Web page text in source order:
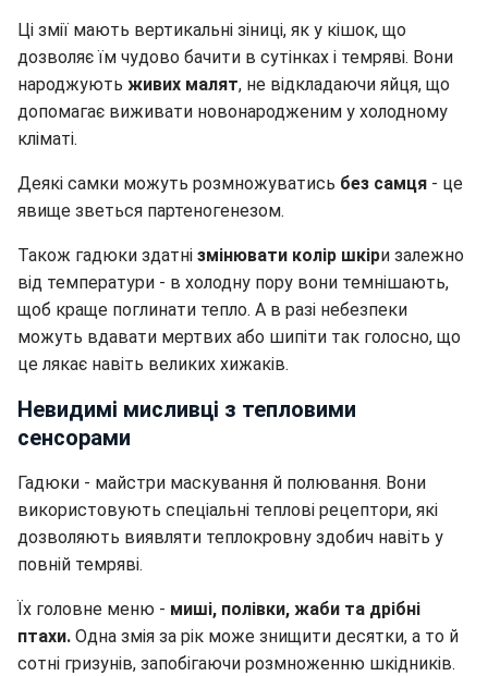
Ці змії мають вертикальні зіниці, як у кішок, що
дозволяє їм чудово бачити в сутінках і темряві. Вони
народжують живих малят, не відкладаючи яйця, що
допомагає виживати новонародженим у холодному
кліматі.
Деякі самки можуть розмножуватись без самця - це
явище зветься партеногенезом.
Також гадюки здатні змінювати колір шкіри залежно
від температури - в холодну пору вони темнішають,
щоб краще поглинати тепло. А в разі небезпеки
можуть вдавати мертвих або шипіти так голосно, що
це лякає навіть великих хижаків.
Невидимі мисливці з тепловими
сенсорами
Гадюки - майстри маскування й полювання. Вони
використовують спеціальні теплові рецептори, які
дозволяють виявляти теплокровну здобич навіть у
повній темряві.
Їх головне меню - миші, полівки, жаби та дрібні
птахи. Одна змія за рік може знищити десятки, а то й
сотні гризунів, запобігаючи розмноженню шкідників.